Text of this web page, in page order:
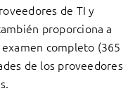
de TI y
proporciona a
completo (365
de los proveedores